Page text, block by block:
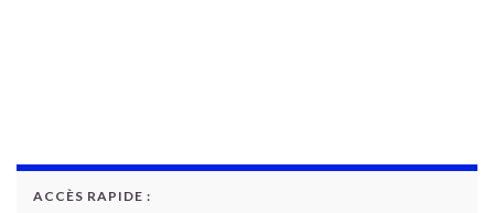
ACCÈS RAPIDE :